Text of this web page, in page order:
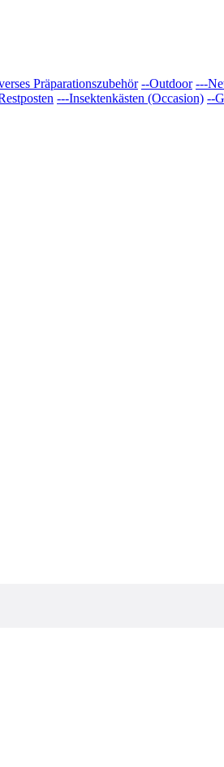
Präparationszubehör --Outdoor ---
---Insektenkästen (Occasion) --